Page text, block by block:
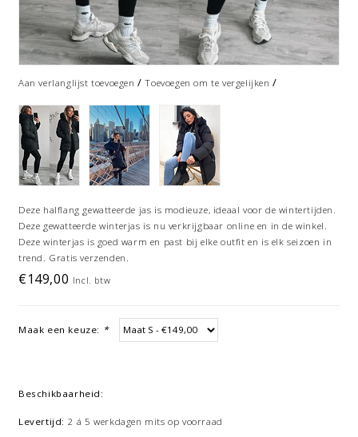
Aan verlanglijst toevoegen /Toevoegen om te vergelijken /
Deze halflang gewatteerde jas is modieuze, ideaal voor de wintertijden.
Deze gewatteerde winterjas is nu verkrijgbaar online en in de winkel.
Deze winterjas is goed warm en past bij elke outfit en is elk seizoen in
trend. Gratis verzenden.
€149,00 Incl. btw
Maak een keuze: *
Beschikbaarheid:
Levertijd: 2 á 5 werkdagen mits op voorraad